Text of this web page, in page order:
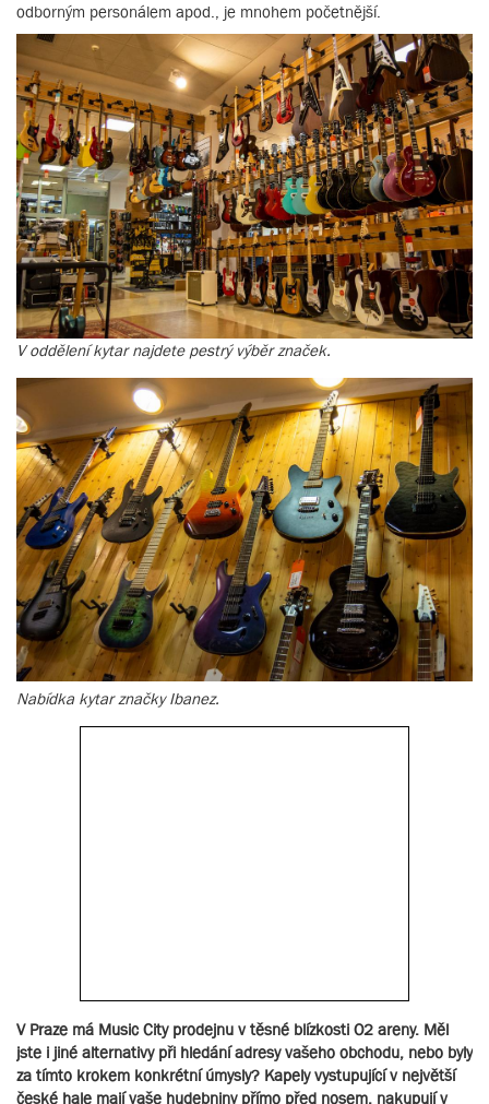
odborným personálem apod., je mnohem početnější.
V oddělení kytar najdete pestrý výběr značek.
Nabídka kytar značky Ibanez.
V Praze má Music City prodejnu v těsné blízkosti O2 areny. Měl
jste i jiné alternativy při hledání adresy vašeho obchodu, nebo byly
za tímto krokem konkrétní úmysly? Kapely vystupující v největší
české hale mají vaše hudebniny přímo před nosem, nakupují v